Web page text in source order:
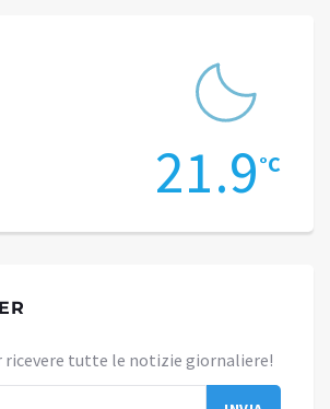
21.9°C
ricevere tutte le notizie giornaliere!